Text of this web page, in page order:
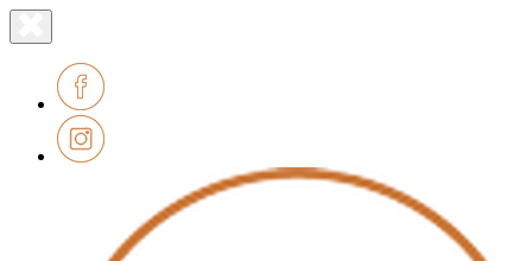
le
Lien
page
accueil